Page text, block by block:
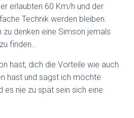
erlaubten 60 Km/h und der
Technik werden bleiben.
zu denken eine Simson jemals
finden…
hast; dich die Vorteile wie auch
hast und sagst ich möchte
es nie zu spät sein sich eine